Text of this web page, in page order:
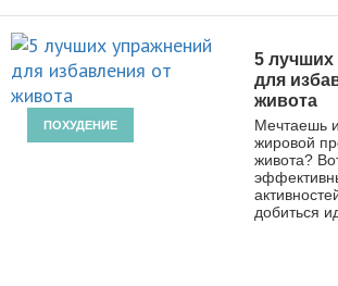
ПОХУДЕНИЕ
5 лучших
для
живота
Мечтаешь
жировой
живота?
добиться